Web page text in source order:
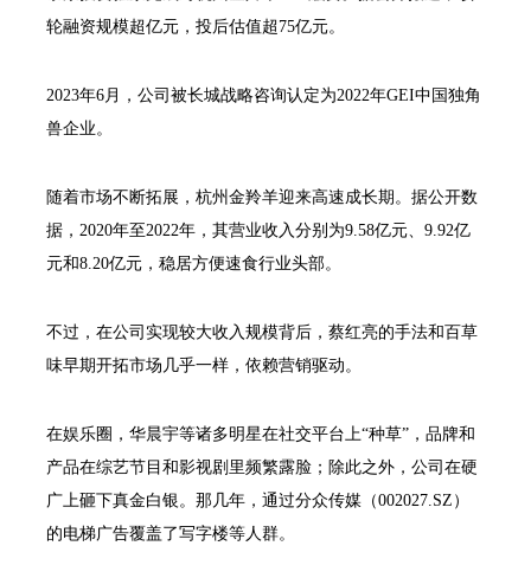
轮融资规模超亿元，投后估值超75亿元。
2023年6月，公司被长城战略咨询认定为2022年GEI中国独角
兽企业。
随着市场不断拓展，杭州金羚羊迎来高速成长期。据公开数
据，2020年至2022年，其营业收入分别为9.58亿元、9.92亿
元和8.20亿元，稳居方便速食行业头部。
不过，在公司实现较大收入规模背后，蔡红亮的手法和百草
味早期开拓市场几乎一样，依赖营销驱动。
在娱乐圈，华晨宇等诸多明星在社交平台上“种草”，品牌和
产品在综艺节目和影视剧里频繁露脸；除此之外，公司在硬
广上砸下真金白银。那几年，通过分众传媒（002027.SZ）
的电梯广告覆盖了写字楼等人群。